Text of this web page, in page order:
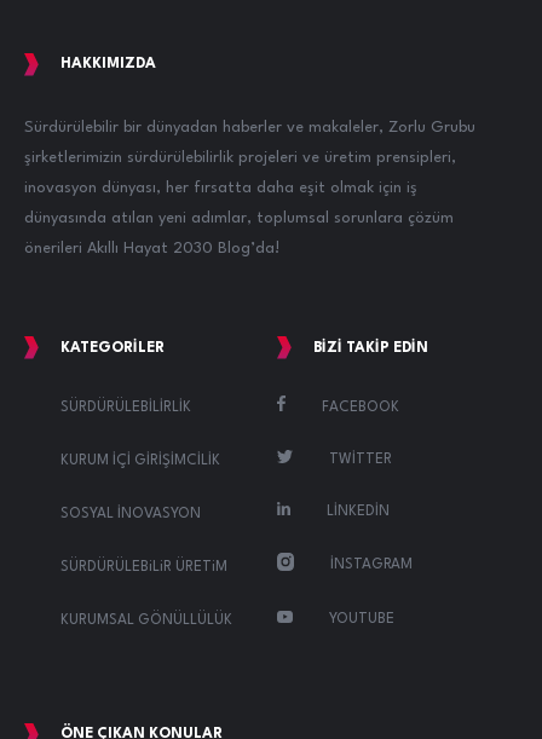
HAKKIMIZDA
Sürdürülebilir bir dünyadan haberler ve makaleler, Zorlu Grubu
şirketlerimizin sürdürülebilirlik projeleri ve üretim prensipleri,
inovasyon dünyası, her fırsatta daha eşit olmak için iş
dünyasında atılan yeni adımlar, toplumsal sorunlara çözüm
önerileri Akıllı Hayat 2030 Blog’da!
KATEGORİLER
SÜRDÜRÜLEBİLİRLİK
KURUM İÇİ GİRİŞİMCİLİK
SOSYAL İNOVASYON
SÜRDÜRÜLEBiLiR ÜRETiM
KURUMSAL GÖNÜLLÜLÜK
BİZİ TAKİP EDİN
FACEBOOK
TWİTTER
LİNKEDİN
İNSTAGRAM
YOUTUBE
ÖNE ÇIKAN KONULAR